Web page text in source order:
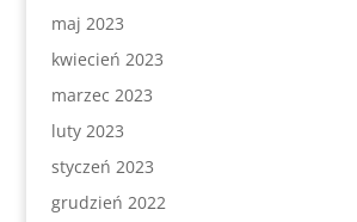
maj 2023
kwiecień 2023
marzec 2023
luty 2023
styczeń 2023
grudzień 2022